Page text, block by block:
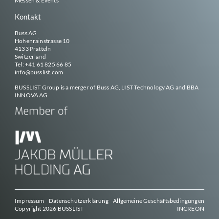
Kontakt
Buss AG
Hohenrainstrasse 10
4133 Pratteln
Switzerland
Tel:+41 61 825 66 85
info@busslist.com
BUSSLIST Group is a merger of Buss AG, LIST Technology AG and BBA
INNOVA AG
Impressum Datenschutzerklärung
Allgemeine Geschäftsbedingungen
Copyright 2026 BUSSLIST INCREON